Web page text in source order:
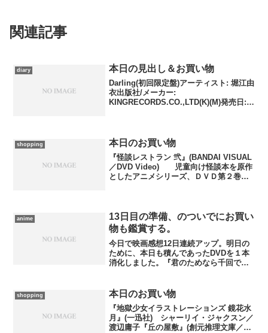
関連記事
diary 本日の見出し＆お買い物
Darling(初回限定盤)アーティスト: 堀江由
衣出版社/メーカー:
KINGRECORDS.CO.,LTD(K)(M)発売日:
shopping 本日のお買い物
『怪談レストラン 弐』(BANDAI VISUAL
／DVD Video) 児童向け怪談本を原作
としたアニメシリーズ、ＤＶＤ第２巻で
ーな...
anime
13日目の準備、のついでにお買い
物も鑑賞する。
今日で映画感想12日連続アップ。明日の
ために、本日も積んであったDVDを１本
消化しました。『君のためなら千回で
スター監督による、アフガニスタン動乱
の歴史と軌を一にし...
shopping 本日のお買い物
『地獄少女イラストレーションズ 鏡花水
月』(一迅社) シャーリイ・ジャクスン／
渡辺庸子『丘の屋敷』(創元推理文庫／東